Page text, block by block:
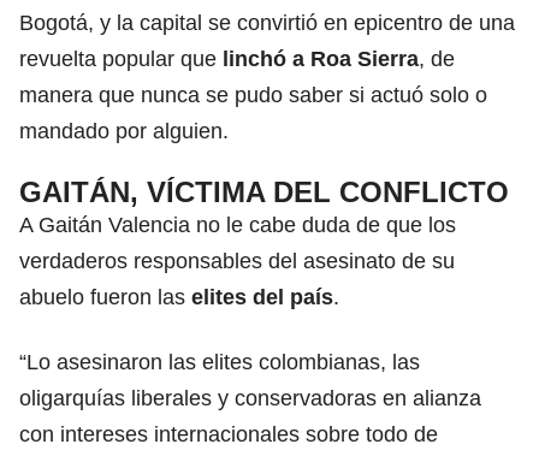
Bogotá, y la capital se convirtió en epicentro de una
revuelta popular que linchó a Roa Sierra, de
manera que nunca se pudo saber si actuó solo o
mandado por alguien.
GAITÁN, VÍCTIMA DEL CONFLICTO
A Gaitán Valencia no le cabe duda de que los
verdaderos responsables del asesinato de su
abuelo fueron las elites del país.
“Lo asesinaron las elites colombianas, las
oligarquías liberales y conservadoras en alianza
con intereses internacionales sobre todo de